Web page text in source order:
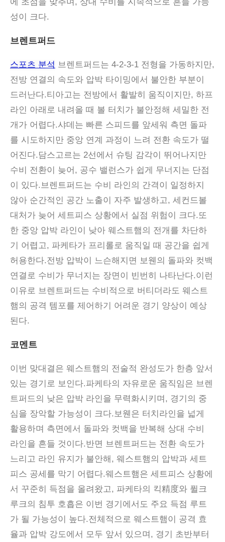
성이 크다.
브렌트퍼드
스포츠 분석 브렌트퍼드는 4-2-3-1 전형을 가동하지만,
전방 연결의 속도와 압박 타이밍에서 불안한 부분이
드러난다.티아고는 전방에서 활발히 움직이지만, 하프
라인 아래로 내려올 때 볼 터치가 불안정해 세밀한 전
개가 어렵다.샤데는 빠른 스피드를 앞세워 측면 돌파
를 시도하지만 중앙 연계 과정이 느려 전환 속도가 떨
어진다.담스고르는 2선에서 슈팅 감각이 뛰어나지만
수비 전환이 늦어, 공수 밸런스가 쉽게 무너지는 단점
이 있다.브렌트퍼드는 수비 라인의 간격이 일정하지
않아 순간적인 공간 노출이 자주 발생하고, 세컨드볼
대처가 늦어 세트피스 상황에서 실점 위험이 크다.또
한 중앙 압박 라인이 낮아 웨스트햄의 전개를 차단하
기 어렵고, 파케타가 프리롤로 움직일 때 공간을 쉽게
허용한다.전방 압박이 느슨해지면 보웬의 돌파와 컷백
연결로 수비가 무너지는 장면이 빈번히 나타난다.이런
이유로 브렌트퍼드는 수비적으로 버티더라도 웨스트
햄의 공격 템포를 제어하기 어려운 경기 양상이 예상
된다.
코멘트
이번 맞대결은 웨스트햄의 전술적 완성도가 한층 앞서
있는 경기로 보인다.파케타의 자유로운 움직임은 브렌
트퍼드의 낮은 압박 라인을 무력화시키며 , 경기의 중
심을 장악할 가능성이 크다. 보웬은 터치라인을 넓게
활용하며 측면에서 돌파와 컷백을 반복해 상대 수비
라인을 흔들 것이다.반면 브렌트퍼드는 전환 속도가
느리고 라인 유지가 불안해 , 웨스트햄의 압박과 세트
피스 공세를 막기 어렵다.웨스트햄은 세트피스 상황에
서 꾸준히 득점을 올려왔고, 파케타의 킥精度와 퓔크
루크의 침투 호흡은 이번 경기에서도 주요 득점 루트
가 될 가능성이 높다.전체적으로 웨스트햄이 공격 효
율과 압박 강도에서 모두 앞서 있으며 , 경기 초반부터